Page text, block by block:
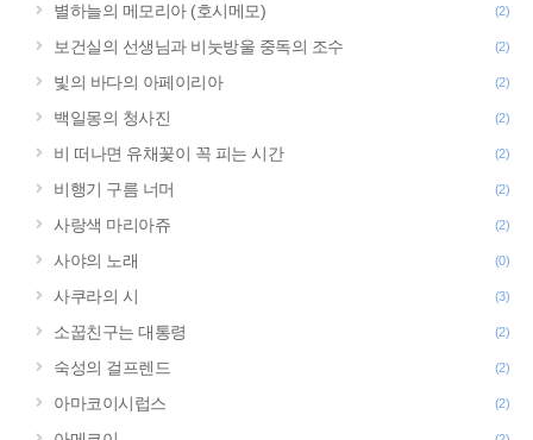
별하늘의 메모리아 (호시메모) (2)
보건실의 선생님과 비눗방울 중독의 조수 (2)
빛의 바다의 아페이리아 (2)
백일몽의 청사진 (2)
비 떠나면 유채꽃이 꼭 피는 시간 (2)
비행기 구름 너머 (2)
사랑색 마리아쥬 (2)
사야의 노래 (0)
사쿠라의 시 (3)
소꿉친구는 대통령 (2)
숙성의 걸프렌드 (2)
아마코이시럽스 (2)